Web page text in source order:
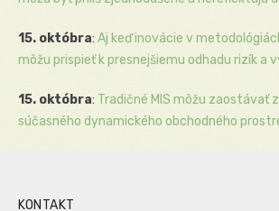
15. októbra: Aj keď inovácie v
môžu prispieť k presnejšiemu odhadu rizík a
15. októbra: Tradičné MIS môžu zaostávať
súčasného dynamického obchodného
KONTAKT